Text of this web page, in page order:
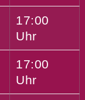
17:00
Uhr
17:00
Uhr